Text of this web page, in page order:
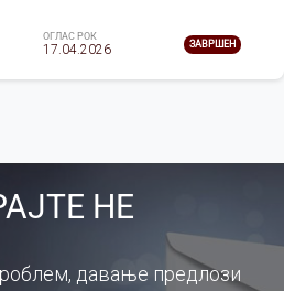
ОГЛАС РОК
17.04.2026 ЗАВРШЕН
НЕ
давање предлози